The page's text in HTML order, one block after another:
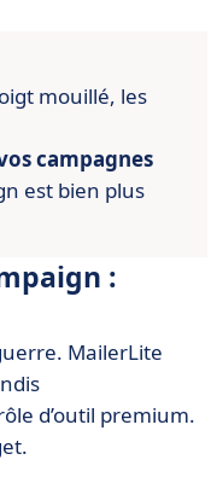
mouillé, les
campagnes
est bien plus
:
MailerLite
d’outil premium.